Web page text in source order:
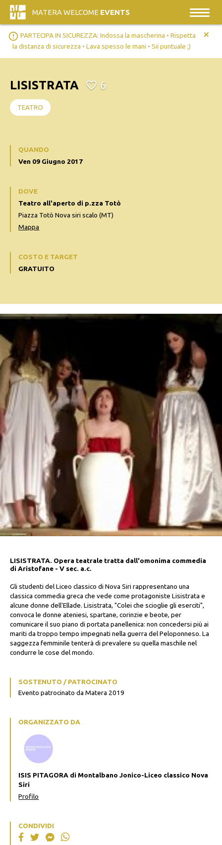
MATERA WELCOME EVENTS
error_outline PARTECIPA IN SICUREZZA: Indossa la mascherina • Rispetta
la distanza di sicurezza • Lava spesso le mani • Sii puntuale ;)
+
LISISTRATA. Opera teatrale tratta dall'omonima commedia
di Aristofane - V sec. a.c.
Gli studenti del Liceo classico di Nova Siri rappresentano una
classica commedia greca che vede come protagoniste Lisistrata e
alcune donne dell'Ellade. Lisistrata, "Colei che scioglie gli eserciti",
convoca le donne ateniesi, spartane, corinzie e beote, per
comunicare il suo piano di portata panellenica: non concedersi più ai
mariti da troppo tempo impegnati nella guerra del Peloponneso. La
saggezza femminile tenterà di prevalere su quella maschile nel
condurre le cose del mondo.
SOSTENUTO / PATROCINATO
Evento patrocinato da Matera 2019
ORGANIZZATO DA
ISIS PITAGORA di Montalbano Jonico-Liceo classico Nova
Siri
Profilo
CONDIVIDI
LISISTRATA 6
TEATRO
QUANDO
Ven 09 Giugno 2017
DOVE
Teatro all'aperto di p.zza Totò
Piazza Totò Nova siri scalo (MT)
Mappa
COSTO E TARGET
GRATUITO